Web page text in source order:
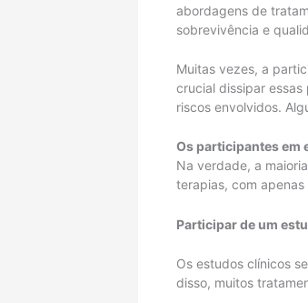
abordagens de
sobrevivência e
Muitas vezes, a
crucial dissipar
riscos envolvidos.
Os participantes em
Na verdade, a
terapias, com
Participar de um
Os estudos clínicos
disso, muitos